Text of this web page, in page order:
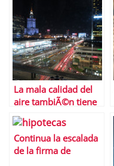
La mala calidad del
aire tambiÃ©n tiene
un coste econÃ³mico
Continua la escalada
de la firma de